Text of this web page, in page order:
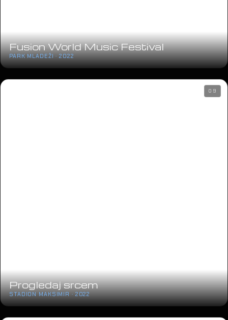
Fusion World Music Festival
PARK MLADEŽI · 2022
Progledaj srcem
STADION MAKSIMIR · 2022
09